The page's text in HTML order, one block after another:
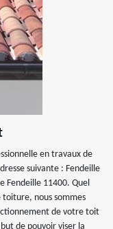
en travaux de
suivante : Fendeille
Fendeille 11400. Quel
nous sommes
de votre toit
de pouvoir viser la